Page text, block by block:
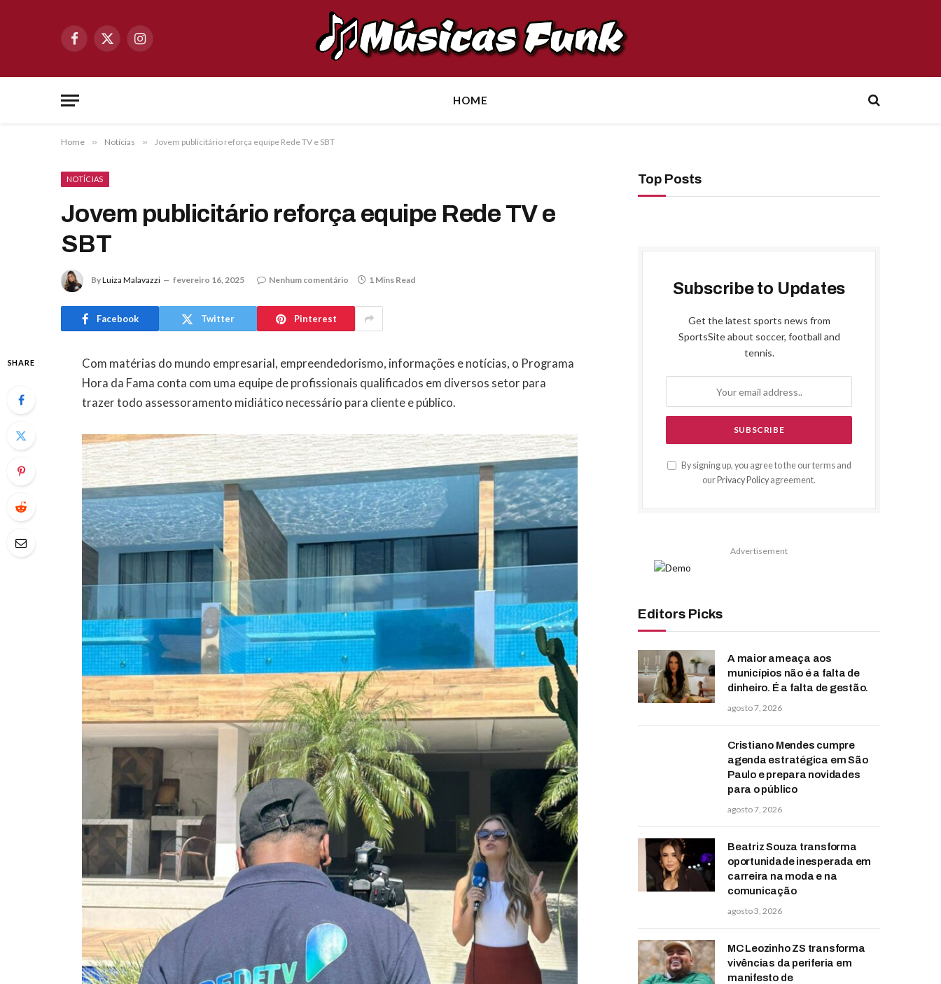
Facebook
X
Instagram
HOME
Home » Notícias » Jovem publicitário reforça equipe Rede TV e SBT
NOTÍCIAS
Jovem publicitário reforça equipe Rede TV e
SBT
ByLuiza Malavazzi fevereiro 16, 2025 Nenhum comentário 1 Mins Read
Facebook Twitter Pinterest
SHARE
Com matérias do mundo empresarial, empreendedorismo, informações e notícias, o Programa
Hora da Fama conta com uma equipe de profissionais qualificados em diversos setor para
trazer todo assessoramento midiático necessário para cliente e público.
Top Posts
Subscribe to Updates
Get the latest sports news from
SportsSite about soccer, football and
tennis.
By signing up, you agree to the our terms and
our Privacy Policy agreement.
Advertisement
Editors Picks
A maior ameaça aos
municípios não é a falta de
dinheiro. É a falta de gestão.
agosto 7, 2026
Cristiano Mendes cumpre
agenda estratégica em São
Paulo e prepara novidades
para o público
agosto 7, 2026
Beatriz Souza transforma
oportunidade inesperada em
carreira na moda e na
comunicação
agosto 3, 2026
MC Leozinho ZS transforma
vivências da periferia em
manifesto de